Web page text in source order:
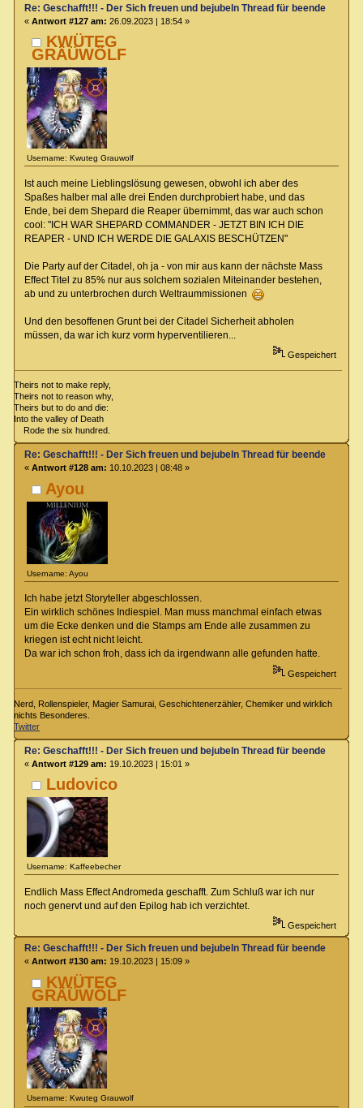
KWÜTEG
GRÄÜWÖLF
Username: Kwuteg Grauwolf
Re: Geschafft!!! - Der Sich freuen und bejubeln Thread für beendete
« Antwort #127 am: 26.09.2023 | 18:54 »
Ist auch meine Lieblingslösung gewesen, obwohl ich aber des
Spaßes halber mal alle drei Enden durchprobiert habe, und das
Ende, bei dem Shepard die Reaper übernimmt, das war auch schon
cool: "ICH WAR SHEPARD COMMANDER - JETZT BIN ICH DIE
REAPER - UND ICH WERDE DIE GALAXIS BESCHÜTZEN"
Die Party auf der Citadel, oh ja - von mir aus kann der nächste Mass
Effect Titel zu 85% nur aus solchem sozialen Miteinander bestehen,
ab und zu unterbrochen durch Weltraummissionen
Und den besoffenen Grunt bei der Citadel Sicherheit abholen
müssen, da war ich kurz vorm hyperventilieren...
Gespeichert
Theirs not to make reply,
Theirs not to reason why,
Theirs but to do and die:
Into the valley of Death
Rode the six hundred.
Ayou
Username: Ayou
Re: Geschafft!!! - Der Sich freuen und bejubeln Thread für beendete
« Antwort #128 am: 10.10.2023 | 08:48 »
Ich habe jetzt Storyteller abgeschlossen.
Ein wirklich schönes Indiespiel. Man muss manchmal einfach etwas
um die Ecke denken und die Stamps am Ende alle zusammen zu
kriegen ist echt nicht leicht.
Da war ich schon froh, dass ich da irgendwann alle gefunden hatte.
Gespeichert
Nerd, Rollenspieler, Magier Samurai, Geschichtenerzähler, Chemiker und wirklich
nichts Besonderes.
Twitter
Ludovico
Username: Kaffeebecher
Re: Geschafft!!! - Der Sich freuen und bejubeln Thread für beendete
« Antwort #129 am: 19.10.2023 | 15:01 »
Endlich Mass Effect Andromeda geschafft. Zum Schluß war ich nur
noch genervt und auf den Epilog hab ich verzichtet.
Gespeichert
KWÜTEG
GRÄÜWÖLF
Username: Kwuteg Grauwolf
Re: Geschafft!!! - Der Sich freuen und bejubeln Thread für beendete
« Antwort #130 am: 19.10.2023 | 15:09 »